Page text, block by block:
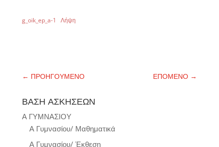
g_oik_ep_a-1 Λήψη
← ΠΡΟΗΓΟΥΜΕΝΟ ΕΠΟΜΕΝΟ →
ΒΑΣΗ ΑΣΚΗΣΕΩΝ
Α ΓΥΜΝΑΣΙΟΥ
Α Γυμνασίου/ Μαθηματικά
Α Γυμνασίου/ Έκθεση